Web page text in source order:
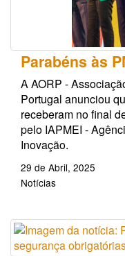
Parabéns às
A AORP -
Portugal anunciou
receberam no final
pelo IAPMEI -
Inovação.
29 de Abril, 2025
Notícias